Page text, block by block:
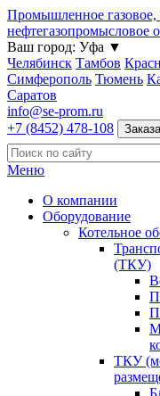
Промышленное газовое,
нефтегазопромысловое
Ваш город: Уфа ▼
Челябинск Тамбов
Симферополь Тюмень
Саратов
info@se-prom.ru
+7 (8452) 478-108
Меню
О компании
Оборудование
Котельное
(ТКУ)
ТКУ